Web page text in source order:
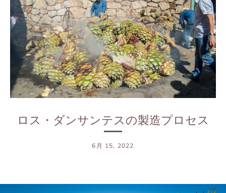
ロス・ダンサンテスの製造プロセス
6月 15, 2022